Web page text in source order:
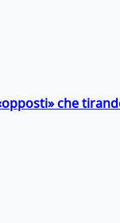
che